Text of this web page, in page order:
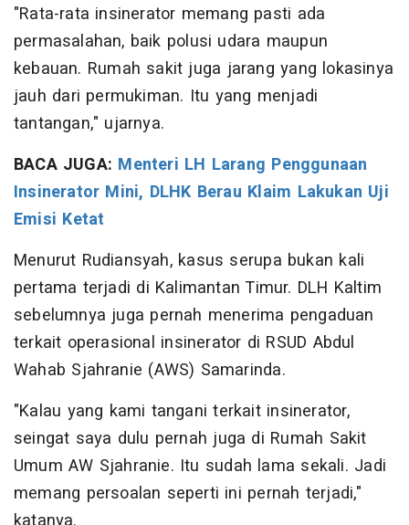
"Rata-rata insinerator memang pasti ada
permasalahan, baik polusi udara maupun
kebauan. Rumah sakit juga jarang yang lokasinya
jauh dari permukiman. Itu yang menjadi
tantangan," ujarnya.
BACA JUGA: Menteri LH Larang Penggunaan
Insinerator Mini, DLHK Berau Klaim Lakukan Uji
Emisi Ketat
Menurut Rudiansyah, kasus serupa bukan kali
pertama terjadi di Kalimantan Timur. DLH Kaltim
sebelumnya juga pernah menerima pengaduan
terkait operasional insinerator di RSUD Abdul
Wahab Sjahranie (AWS) Samarinda.
"Kalau yang kami tangani terkait insinerator,
seingat saya dulu pernah juga di Rumah Sakit
Umum AW Sjahranie. Itu sudah lama sekali. Jadi
memang persoalan seperti ini pernah terjadi,"